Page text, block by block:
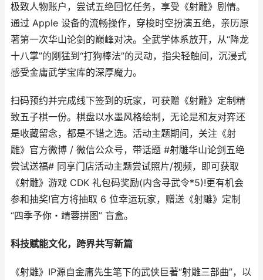
极致人物账户，尝试五绝回忆任务，享受《射雕》剧情。
通过 Apple 设备的流畅操作，穿梭时空扮演五绝，亲历原
著第一次华山论剑的巅峰对决。全武学体系放开，从“降龙
十八掌”的刚猛到“打狗棒法”的灵动，指尖轻触间，沉浸式
感受金庸武学宝库的深厚魔力。
扫码预约并完成线下签到的玩家，可获赠《射雕》定制精
致五子棋一份。棋盘以水墨风格绘制，无论是和友对弈还
是收藏留念，都是不错之选。活动主题期间，关注《射
雕》官方微博 / 微信公众号，带话题 #射雕华山论剑五绝
尝试送福# 同享门店活动主题尝试照片/视频，即可获取
《射雕》游戏 CDK 礼包码奖励(内含寻武令*5)!更有机会
参和抽奖!官方将抽取 6 位幸运玩家，赠送《射雕》定制
“四季予你・靖蓉拼图” 盲盒。
科技赋能文化，跨界共写新篇
《射雕》IP源自金庸先生笔下的武侠巨著“射雕三部曲”，以